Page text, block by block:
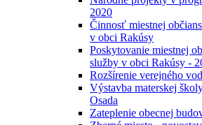
2020
Činnosť miestnej
v obci Rakúsy
Poskytovanie miestnej
služby v obci Rakúsy -
Rozšírenie verejného
Výstavba materskej
Osada
Zateplenie obecnej